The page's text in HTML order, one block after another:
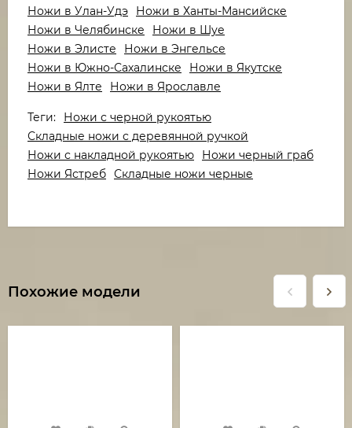
Ножи в Улан-Удэ
Ножи в Ханты-Мансийске
Ножи в Челябинске
Ножи в Шуе
Ножи в Элисте
Ножи в Энгельсе
Ножи в Южно-Сахалинске
Ножи в Якутске
Ножи в Ялте
Ножи в Ярославле
Теги:
Ножи с черной рукоятью
Складные ножи с деревянной ручкой
Ножи с накладной рукоятью
Ножи черный граб
Ножи Ястреб Складные ножи черные
Похожие модели